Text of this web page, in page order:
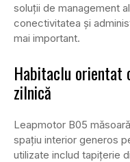
soluții de management
conectivitatea și
mai important.
Habitaclu
zilnică
Leapmotor B05
spațiu interior generos
utilizate includ tapițerie